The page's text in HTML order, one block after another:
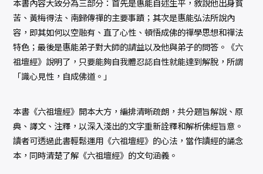
本書內容大致分為三部分：首先是惠能自述生平，敘說他出身貧
苦、黃梅得法、南歸傳禪的主要事蹟；其次是惠能弘法所說內
容，即其如何以空融有、直了心性、頓悟成佛的禪學思想和禪法
特色；最後是惠能弟子對大師的請益以及他與弟子的問答。《六
祖壇經》說明了，只要能夠自我體忍認自性就能達到解脫，所謂
「識心見性，自成佛道。」
本書《六祖壇經》開本大方，編排清晰疏朗，共分題旨解說、原
典、譯文、注釋，以深入淺出的文字重新詮釋和解析佛經旨意。
讀者可透過此書輕鬆運用《六祖壇經》的心法，當作讀經的誦念
本，同時清楚了解《六祖壇經》的文句涵義。